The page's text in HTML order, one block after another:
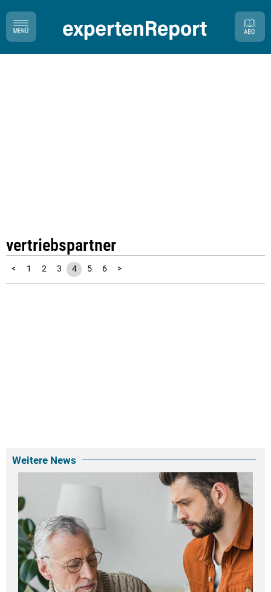
vertriebspartner
< 1 2 3 4 5 6 >
Weitere News